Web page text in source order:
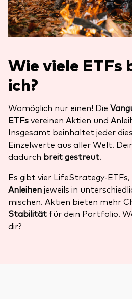
Wie viele ETFs
ich?
Womöglich nur einen! Die
ETFsvereinen Aktien und
Insgesamt beinhaltet jeder
Einzelwerte aus aller Welt.
dadurch breit gestreut.
Es gibt vier LifeStrategy-ETFs,
Anleihenjeweils in
mischen. Aktien bieten mehr
Stabilität für dein Portfolio.
dir?